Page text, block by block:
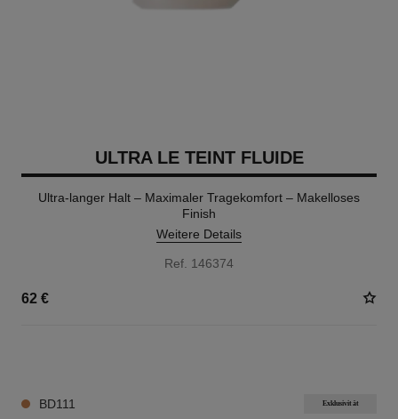
ULTRA LE TEINT FLUIDE
Ultra-langer Halt – Maximaler Tragekomfort – Makelloses
Finish
Weitere Details
Ref. 146374
62 €
BD111 Exklusivität